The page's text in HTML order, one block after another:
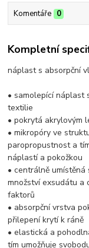
Komentáře 0
Kompletní
náplast s absorpční
• samolepící náplast
textilie
• pokrytá akrylovým
• mikropóry ve
paropropustnost a
náplastí a pokožkou
• centrálně
množství exsudátu a
faktorů
• absorpční vrstva
přilepení krytí k ráně
• elastická a
tím umožňuje